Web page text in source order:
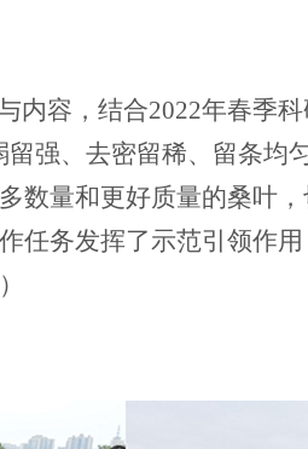
容，结合2022年春季科
强、去密留稀、留条均
数量和更好质量的桑叶
任务发挥了示范引领作